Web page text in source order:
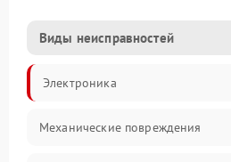
Виды неисправностей
Электроника
Механические повреждения